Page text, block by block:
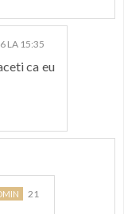
LA 15:35
ca eu
21